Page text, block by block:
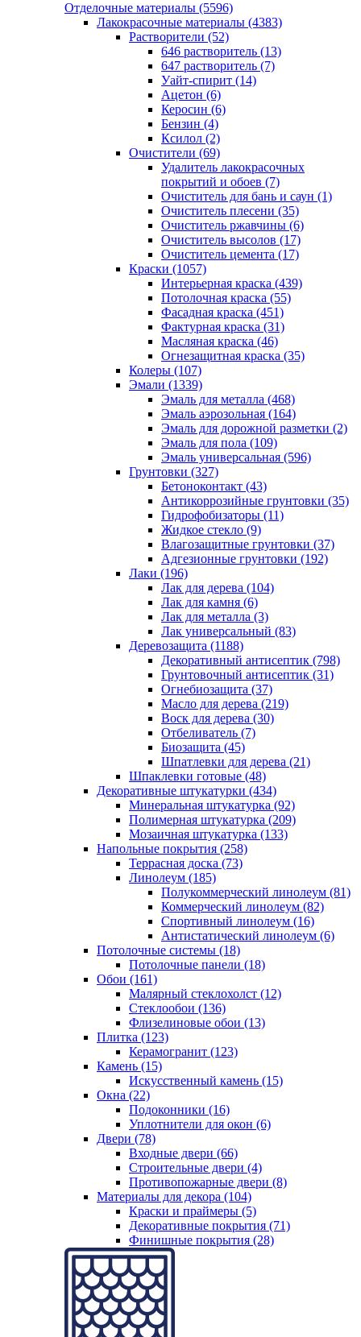
Отделочные материалы (5596)
Лакокрасочные материалы (4383)
Растворители (52)
646 растворитель (13)
647 растворитель (7)
Уайт-спирит (14)
Ацетон (6)
Керосин (6)
Бензин (4)
Ксилол (2)
Очистители (69)
Удалитель лакокрасочных
покрытий и обоев (7)
Очиститель для бань и саун (1)
Очиститель плесени (35)
Очиститель ржавчины (6)
Очиститель высолов (17)
Очиститель цемента (17)
Краски (1057)
Интерьерная краска (439)
Потолочная краска (55)
Фасадная краска (451)
Фактурная краска (31)
Масляная краска (46)
Огнезащитная краска (35)
Колеры (107)
Эмали (1339)
Эмаль для металла (468)
Эмаль аэрозольная (164)
Эмаль для дорожной разметки (2)
Эмаль для пола (109)
Эмаль универсальная (596)
Грунтовки (327)
Бетоноконтакт (43)
Антикоррозийные грунтовки (35)
Гидрофобизаторы (11)
Жидкое стекло (9)
Влагозащитные грунтовки (37)
Адгезионные грунтовки (192)
Лаки (196)
Лак для дерева (104)
Лак для камня (6)
Лак для металла (3)
Лак универсальный (83)
Деревозащита (1188)
Декоративный антисептик (798)
Грунтовочный антисептик (31)
Огнебиозащита (37)
Масло для дерева (219)
Воск для дерева (30)
Отбеливатель (7)
Биозащита (45)
Шпатлевки для дерева (21)
Шпаклевки готовые (48)
Декоративные штукатурки (434)
Минеральная штукатурка (92)
Полимерная штукатурка (209)
Мозаичная штукатурка (133)
Напольные покрытия (258)
Террасная доска (73)
Линолеум (185)
Полукоммерческий линолеум (81)
Коммерческий линолеум (82)
Спортивный линолеум (16)
Антистатический линолеум (6)
Потолочные системы (18)
Потолочные панели (18)
Обои (161)
Малярный стеклохолст (12)
Стеклообои (136)
Флизелиновые обои (13)
Плитка (123)
Керамогранит (123)
Камень (15)
Искусственный камень (15)
Окна (22)
Подоконники (16)
Уплотнители для окон (6)
Двери (78)
Входные двери (66)
Строительные двери (4)
Противопожарные двери (8)
Материалы для декора (104)
Краски и праймеры (5)
Декоративные покрытия (71)
Финишные покрытия (28)